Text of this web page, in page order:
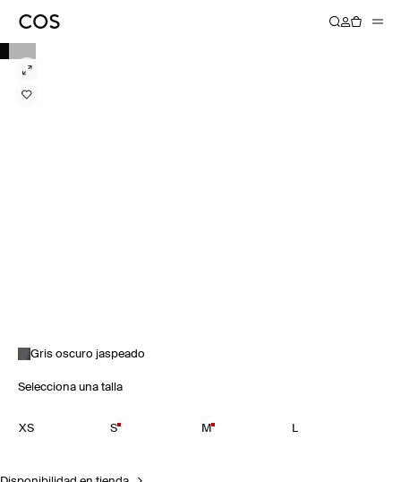
Gris oscuro jaspeado
Selecciona una talla
XS S M L